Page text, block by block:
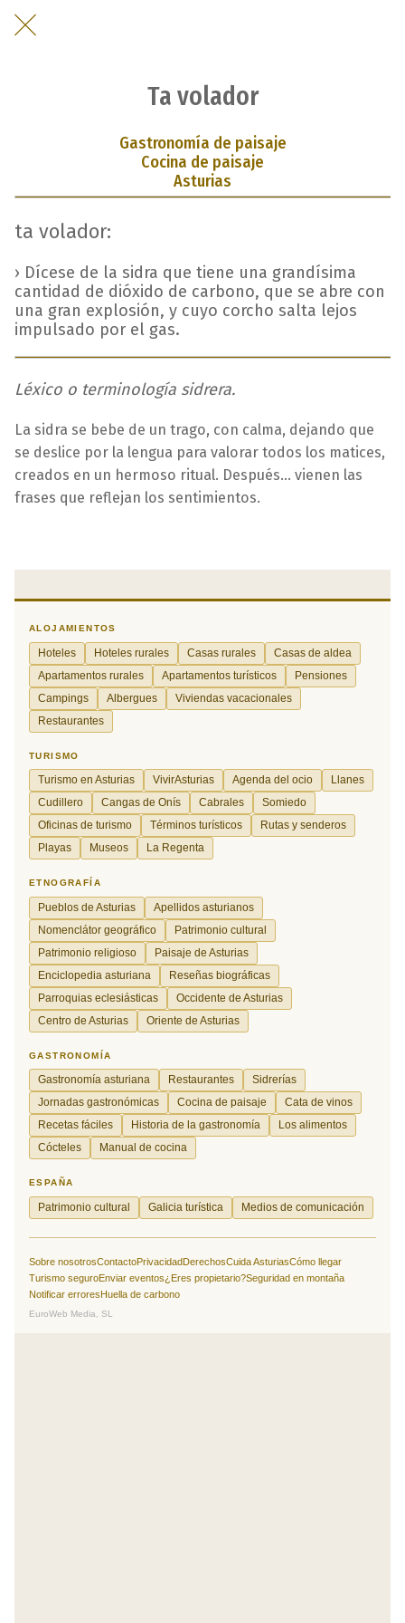
Ta volador
Gastronomía de paisaje
Cocina de paisaje
Asturias
ta volador:
› Dícese de la sidra que tiene una grandísima
cantidad de dióxido de carbono, que se abre con
una gran explosión, y cuyo corcho salta lejos
impulsado por el gas.
Léxico o terminología sidrera.
La sidra se bebe de un trago, con calma, dejando que
se deslice por la lengua para valorar todos los matices,
creados en un hermoso ritual. Después... vienen las
frases que reflejan los sentimientos.